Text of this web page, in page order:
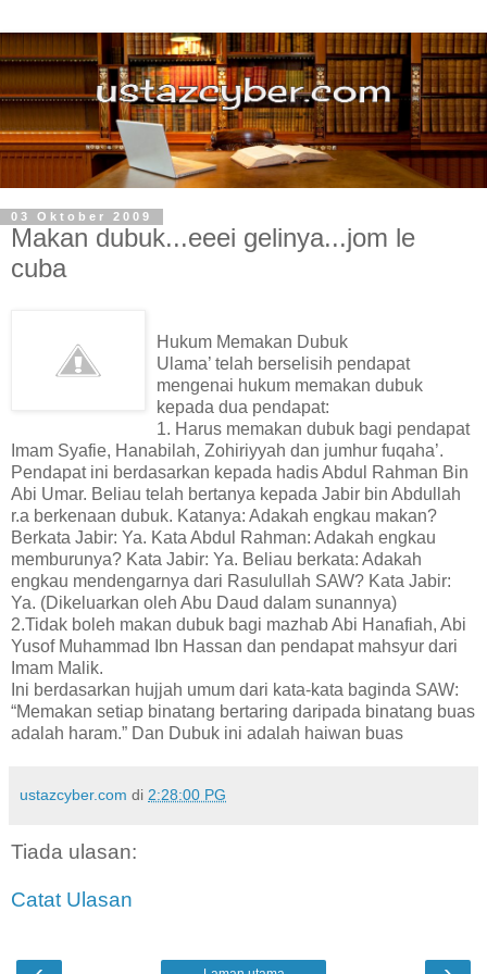
03 Oktober 2009
Makan dubuk...eeei gelinya...jom le
cuba
Hukum Memakan Dubuk
Ulama’ telah berselisih pendapat
mengenai hukum memakan dubuk
kepada dua pendapat:
1. Harus memakan dubuk bagi pendapat
Imam Syafie, Hanabilah, Zohiriyyah dan jumhur fuqaha’.
Pendapat ini berdasarkan kepada hadis Abdul Rahman Bin
Abi Umar. Beliau telah bertanya kepada Jabir bin Abdullah
r.a berkenaan dubuk. Katanya: Adakah engkau makan?
Berkata Jabir: Ya. Kata Abdul Rahman: Adakah engkau
memburunya? Kata Jabir: Ya. Beliau berkata: Adakah
engkau mendengarnya dari Rasulullah SAW? Kata Jabir:
Ya. (Dikeluarkan oleh Abu Daud dalam sunannya)
2.Tidak boleh makan dubuk bagi mazhab Abi Hanafiah, Abi
Yusof Muhammad Ibn Hassan dan pendapat mahsyur dari
Imam Malik.
Ini berdasarkan hujjah umum dari kata-kata baginda SAW:
“Memakan setiap binatang bertaring daripada binatang buas
adalah haram.” Dan Dubuk ini adalah haiwan buas
ustazcyber.com di 2:28:00 PG
Tiada ulasan:
Catat Ulasan